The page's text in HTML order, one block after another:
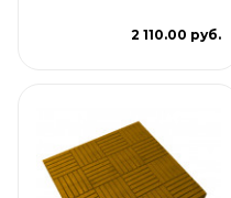
2 110.00 руб.